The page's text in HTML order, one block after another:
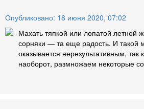
Опубликовано: 18 июня 2020, 07:02
Махать тяпкой или лопатой летней
сорняки — та еще радость. И такой
оказывается нерезультативным,
наоборот, размножаем некоторые